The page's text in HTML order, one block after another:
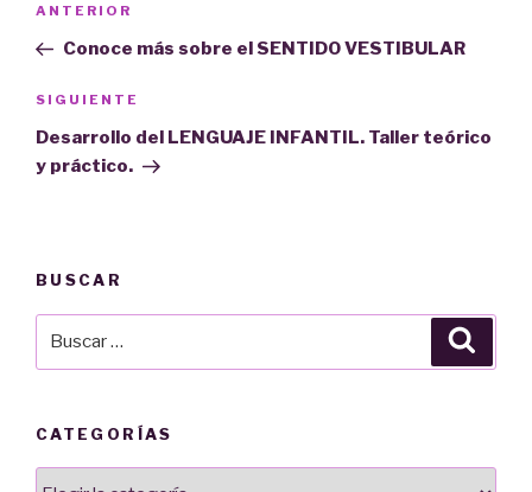
entradas
Entrada
anterior:
ANTERIOR
Conoce más sobre el SENTIDO VESTIBULAR
Siguiente
entrada
SIGUIENTE
Desarrollo del LENGUAJE INFANTIL. Taller teórico
y práctico.
BUSCAR
CATEGORÍAS